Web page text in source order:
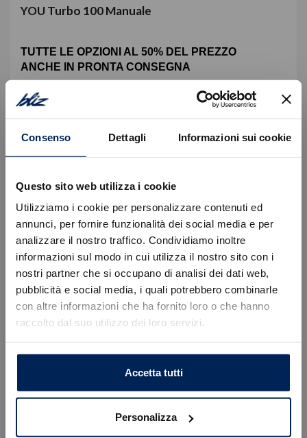
Consenso Dettagli Informazioni sui cookie
Questo sito web utilizza i cookie
Utilizziamo i cookie per personalizzare contenuti ed
annunci, per fornire funzionalità dei social media e per
analizzare il nostro traffico. Condividiamo inoltre
informazioni sul modo in cui utilizza il nostro sito con i
nostri partner che si occupano di analisi dei dati web,
pubblicità e social media, i quali potrebbero combinarle
con altre informazioni che ha fornito loro o che hanno
raccolto dal suo utilizzo dei loro servizi.
Accetta tutti
Personalizza
YOU Turbo 100 Manuale
TUTTE LE OPZIONI AL 50% DEL PREZZO
ANCHE IN PRONTA CONSEGNA
n° 35 rate da
Rata Finale
9.409 €
Prezzo con finanziamento SimplyDrive Promo oltre
oneri finanziari: 15.300 €
Dettagli promozione
Richiedi informazioni
Desideri ricevere maggiori informazioni? Compila i
campi sottostanti. Verrai contattato il prima
Errore
Caricamento veicoli non riuscito